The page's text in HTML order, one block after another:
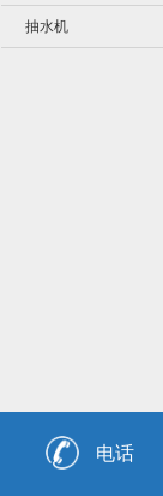
抽水机
电话